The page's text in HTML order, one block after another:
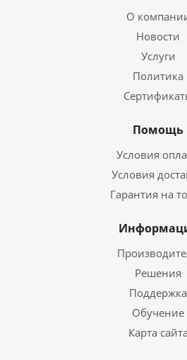
О
Новости
Услуги
Политика
Помощь
Условия
Условия
Гарантия на
Решения
Поддержка
Обучение
Карта сайта